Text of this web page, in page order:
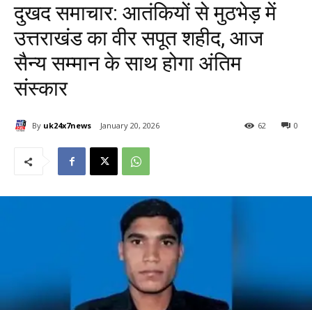
दुखद समाचार: आतंकियों से मुठभेड़ में
उत्तराखंड का वीर सपूत शहीद, आज
सैन्य सम्मान के साथ होगा अंतिम
संस्कार
By uk24x7news January 20, 2026 0
62